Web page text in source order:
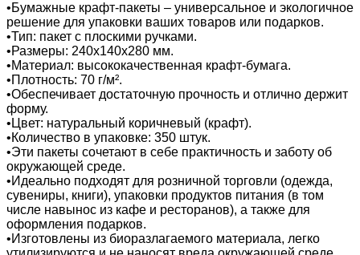
•Бумажные крафт-пакеты – универсальное и экологичное
решение для упаковки ваших товаров или подарков.
•Тип: пакет с плоскими ручками.
•Размеры: 240х140х280 мм.
•Материал: высококачественная крафт-бумага.
•Плотность: 70 г/м².
•Обеспечивает достаточную прочность и отлично держит
форму.
•Цвет: натуральный коричневый (крафт).
•Количество в упаковке: 350 штук.
•Эти пакеты сочетают в себе практичность и заботу об
окружающей среде.
•Идеально подходят для розничной торговли (одежда,
сувениры, книги), упаковки продуктов питания (в том
числе навынос из кафе и ресторанов), а также для
оформления подарков.
•Изготовлены из биоразлагаемого материала, легко